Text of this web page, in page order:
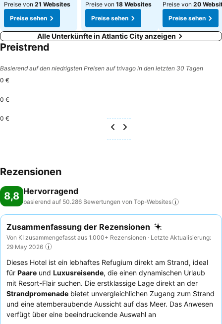
Preise von 21 Websites
Preise sehen
Preise von 18 Websites
Preise sehen
Preise von 20
Preise sehen
Alle Unterkünfte in Atlantic City anzeigen
Preistrend
Basierend auf den niedrigsten Preisen auf trivago in den letzten 30 Tagen
0 €
0 €
0 €
Rezensionen
8,8 Hervorragend
basierend auf 50.286 Bewertungen von Top-Websites
Zusammenfassung der Rezensionen
Von KI zusammengefasst aus 1.000+ Rezensionen · Letzte Aktualisierung:
29 May 2026
Dieses Hotel ist ein lebhaftes Refugium direkt am Strand, ideal
für Paare und Luxusreisende, die einen dynamischen Urlaub
mit Resort-Flair suchen. Die erstklassige Lage direkt an der
Strandpromenade bietet unvergleichlichen Zugang zum Strand
und eine atemberaubende Aussicht auf das Meer. Das Anwesen
verfügt über eine beeindruckende Auswahl an